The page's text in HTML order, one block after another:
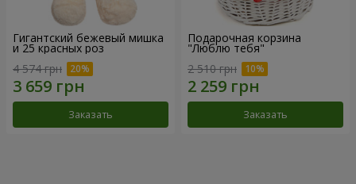
Гигантский бежевый мишка
и 25 красных роз
4 574 грн
Заказать
Подарочная корзина
"Люблю тебя"
2 510 грн
Заказать